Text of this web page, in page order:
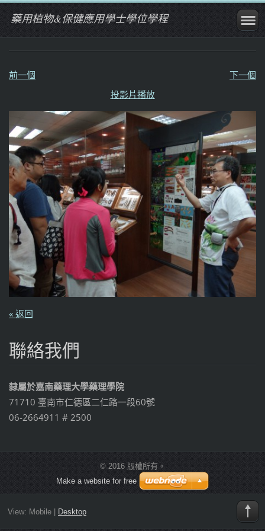
藥用植物&保健應用學士學位學程
前一個
下一個
投影片播放
« 返回
聯絡我們
隸屬於嘉南藥理大學藥理學院
71710 臺南市仁德區二仁路一段60號
06-2664911 # 2500
© 2016 版權所有。
Make a website for free
View: Mobile| Desktop